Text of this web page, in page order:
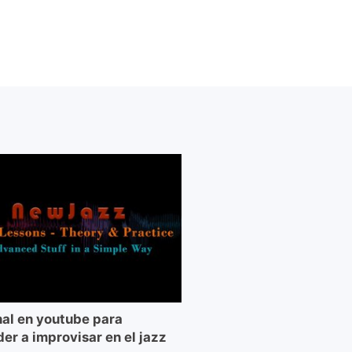
en youtube para
a improvisar en el jazz